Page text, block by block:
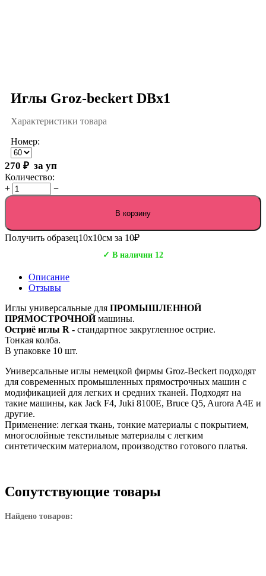
Иглы Groz-beckert DBx1
Характеристики товара
Номер:
270 ₽ за уп
Количество:
+
−
В корзину
Получить образец10х10см за 10₽
✓ В наличии 12
Описание
Отзывы
Иглы универсальные для ПРОМЫШЛЕННОЙ
ПРЯМОСТРОЧНОЙмашины.
Остриё иглы R - стандартное закругленное острие.
Тонкая колба.
В упаковке 10 шт.
Универсальные иглы немецкой фирмы Groz-Beckert подходят
для современных промышленных прямострочных машин с
модификацией для легких и средних тканей. Подходят на
такие машины, как Jack F4, Juki 8100E, Bruce Q5, Aurora A4E и
другие.
Применение: легкая ткань, тонкие материалы с покрытием,
многослойные текстильные материалы с легким
синтетическим материалом, производство готового платья.
Сопутствующие товары
Найдено товаров: